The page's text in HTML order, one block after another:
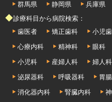
群馬県
静岡県 兵庫県
◆診療科目から病院検索：
歯医者
矯正歯科 小児
心療内科
精神科 眼科
小児科
産婦人科 婦人科
泌尿器科
呼吸器科 胃
消化器内科
腎臓内科